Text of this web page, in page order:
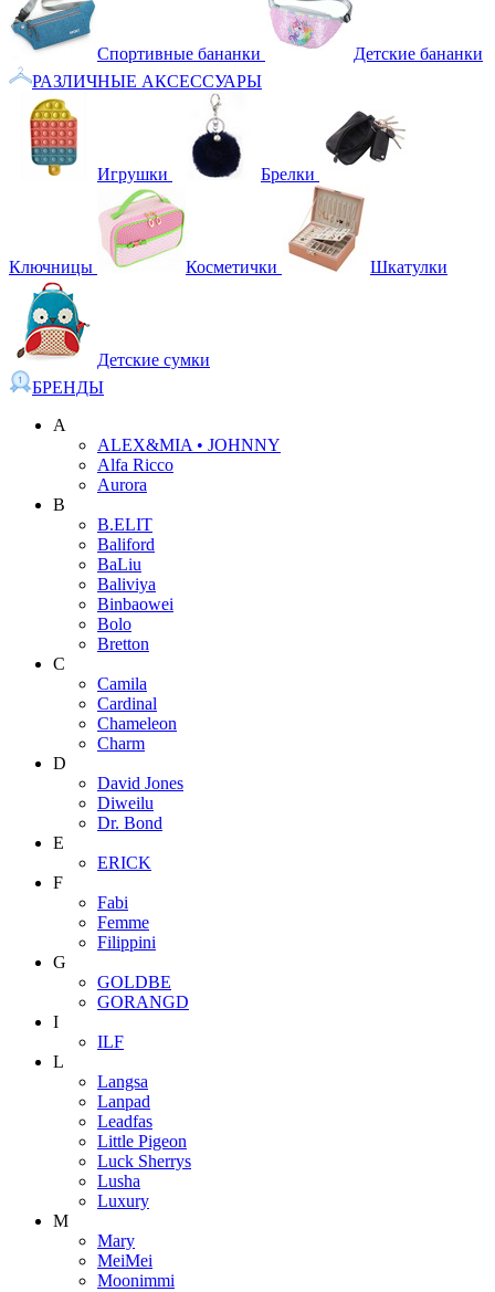
Спортивные бананки
Детские бананки
РАЗЛИЧНЫЕ АКСЕССУАРЫ
Игрушки Брелки
Ключницы Косметички Шкатулки
Детские сумки
БРЕНДЫ
A
ALEX&MIA • JOHNNY
Alfa Ricco
Aurora
B
B.ELIT
Baliford
BaLiu
Baliviya
Binbaowei
Bolo
Bretton
C
Camila
Cardinal
Chameleon
Charm
D
David Jones
Diweilu
Dr. Bond
E
ERICK
F
Fabi
Femme
Filippini
G
GOLDBE
GORANGD
I
ILF
L
Langsa
Lanpad
Leadfas
Little Pigeon
Luck Sherrys
Lusha
Luxury
M
Mary
MeiMei
Moonimmi